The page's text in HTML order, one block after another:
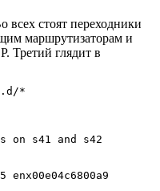
всех стоят переходники
маршрутизаторам и
Третий глядит в
*
on s41 and s42
enx00e04c6800a9